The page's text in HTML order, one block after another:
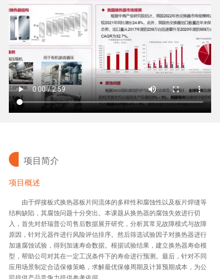
项目简介
项目概述
由于焊接板式换热器板片间流体的多样性和腐蚀性以及板片焊缝等
结构缺陷，其腐蚀问题十分突出。本课题从换热器的腐蚀失效进行切
入，首先对舒瑞普公司售后数据展开研究，分析其常见故障模式与故障
原因，针对元器件进行风险评估排序。然后筛选试验因子对换热器进行
加速腐蚀试验，得到加速寿命数据。根据试验结果，建立换热器寿命模
型，帮助公司对其在一定工况条件下的寿命进行预测。最后，针对不同
应用场景制定合适保修策略，求解最优保修周期及计算预期成本，为公